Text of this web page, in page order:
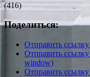
(416)
Поделиться:
Отправить
Отправить
window)
Отправить